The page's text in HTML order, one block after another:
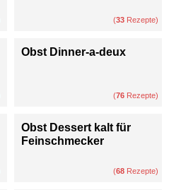
(33 Rezepte)
Obst Dinner-a-deux
(76 Rezepte)
Obst Dessert kalt für
Feinschmecker
(68 Rezepte)